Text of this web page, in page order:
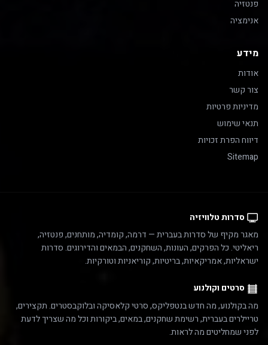
פנטזיה
אנימציה
מידע
אודות
צור קשר
מדיניות פרטיות
תנאי שימוש
דיווח הפרת זכויות
Sitemap
סדרות טלוויזיה
מאגר מקיף של סדרות בעברית — דרמה, קומדיה, מותחנים, פנטזיה,
ריאליטי. כל הפרקים, העונות, השחקנים, הבמאים והדירוגים. סדרות
ישראליות, אמריקאיות, בריטיות, קוריאניות וטורקיות.
סרטים וקולנוע
מה בקולנוע, מה חדש בנטפליקס, סרטי קלאסיקה ובלוקבסטרים. תקצירים,
טריילרים בעברית, רשימת שחקנים, במאים, ביקורות וכל מה שצריך לדעת
לפני שמחליטים מה לראות.